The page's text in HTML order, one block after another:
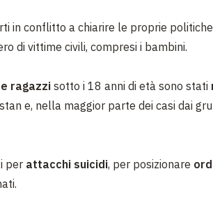
in conflitto a chiarire le proprie
di vittime civili, compresi i bambini.
ragazzi sotto i 18 anni di età sono stati
e, nella maggior parte dei casi dai
per attacchi suicidi, per posizionare